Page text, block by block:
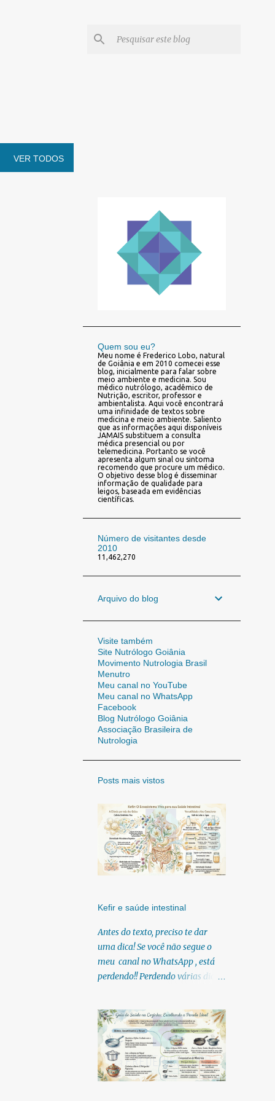
VER TODOS
Quem sou eu?
Meu nome é Frederico Lobo, natural
de Goiânia e em 2010 comecei esse
blog, inicialmente para falar sobre
meio ambiente e medicina. Sou
médico nutrólogo, acadêmico de
Nutrição, escritor, professor e
ambientalista. Aqui você encontrará
uma infinidade de textos sobre
medicina e meio ambiente. Saliento
que as informações aqui disponíveis
JAMAIS substituem a consulta
médica presencial ou por
telemedicina. Portanto se você
apresenta algum sinal ou sintoma
recomendo que procure um médico.
O objetivo desse blog é disseminar
informação de qualidade para
leigos, baseada em evidências
científicas.
Número de visitantes desde
2010
11,462,270
Arquivo do blog
Visite também
Site Nutrólogo Goiânia
Movimento Nutrologia Brasil
Menutro
Meu canal no YouTube
Meu canal no WhatsApp
Facebook
Blog Nutrólogo Goiânia
Associação Brasileira de
Nutrologia
Posts mais vistos
Kefir e saúde intestinal
Antes do texto, preciso te dar
uma dica! Se você não segue o
meu canal no WhatsApp , está
perdendo!! Perdendo várias dicas,
infográficos, o link para
download dos meus e-books.
Para acessar clique no link:
https://whatsapp.com/channel/0
029Vb6U4AqKgsNzkBhubA40